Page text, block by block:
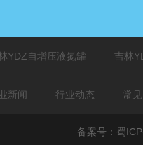
YDZ自增压液氮罐 吉林
吉林YDK非标定制液氮罐
新闻 行业动态 常
备案号： 蜀